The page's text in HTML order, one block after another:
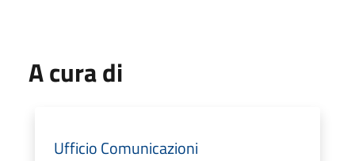
A cura di
Ufficio Comunicazioni